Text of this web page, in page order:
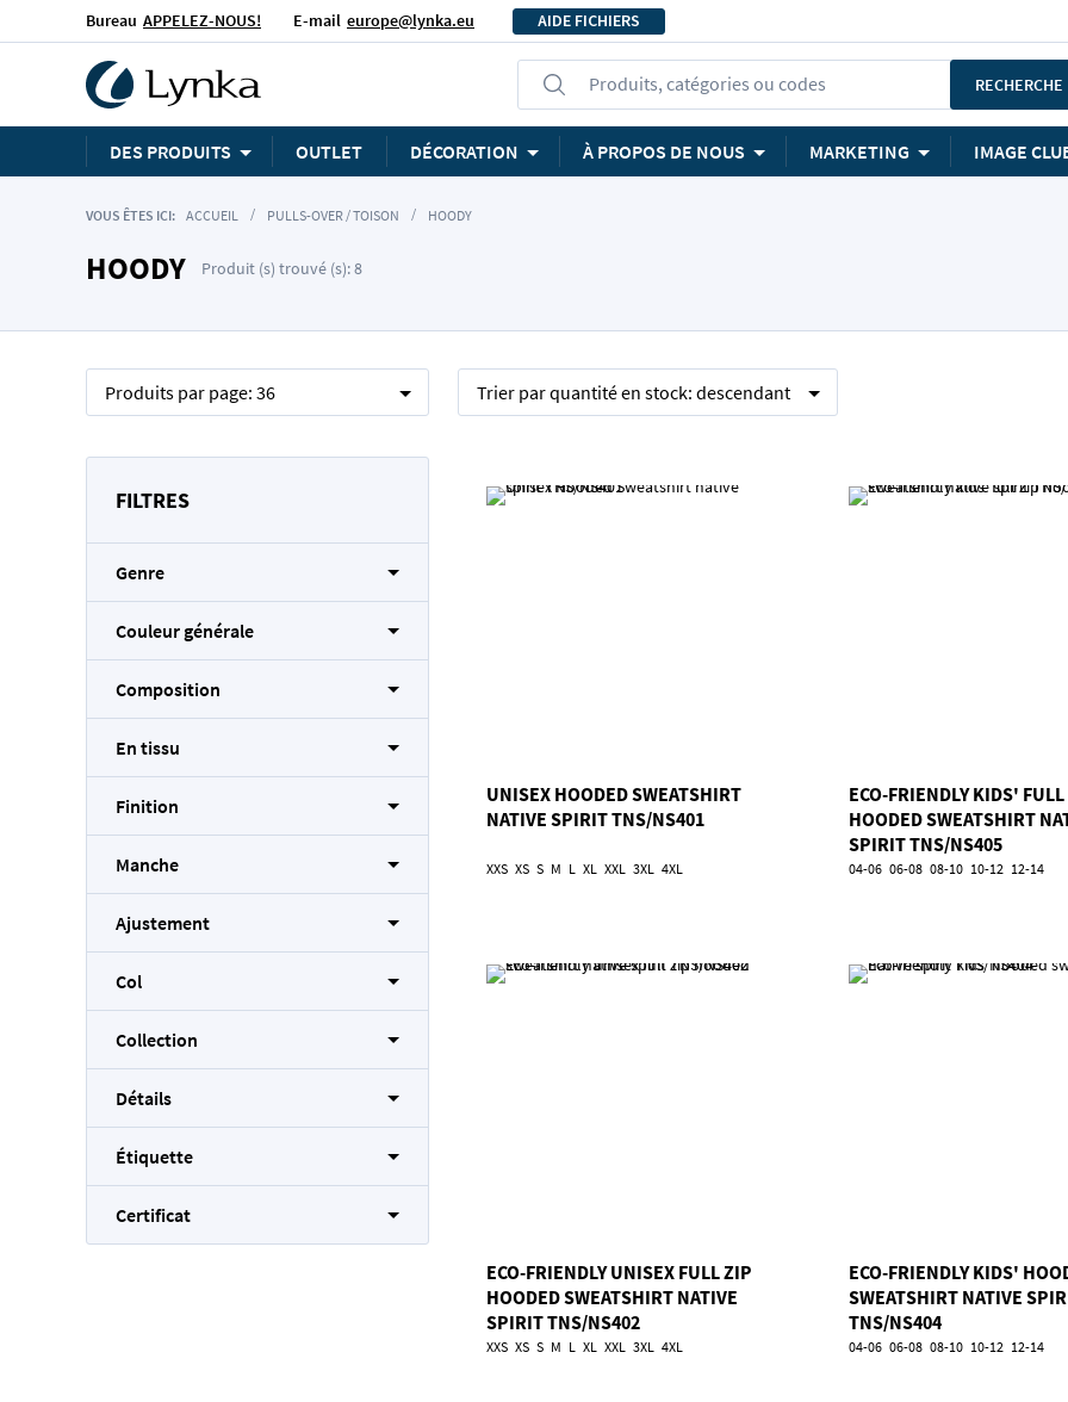
Bureau APPELEZ-NOUS! E-mail europe@lynka.eu AIDE FICHIERS
Produits, catégories ou codes RECHERCHE
DES PRODUITS OUTLET DÉCORATION À PROPOS DE NOUS MARKETING IMAGE
VOUS ÊTES ICI: ACCUEIL PULLS-OVER / TOISON HOODY
HOODY Produit (s) trouvé (s): 8
Produits par page: 36 Trier parquantité en stock: descendant
UNISEX HOODED SWEATSHIRT
NATIVE SPIRIT TNS/NS401
XXS XS S M L XL XXL 3XL 4XL
ECO-FRIENDLY KIDS'
HOODED SWEATSHIRT
SPIRIT TNS/NS405
04-06 06-08 08-10 10-12 12-14
ECO-FRIENDLY UNISEX FULL ZIP
HOODED SWEATSHIRT NATIVE
SPIRIT TNS/NS402
XXS XS S M L XL XXL 3XL 4XL
ECO-FRIENDLY KIDS'
SWEATSHIRT NATIVE
TNS/NS404
04-06 06-08 08-10 10-12 12-14
FILTRES
Genre
Couleur générale
Composition
En tissu
Finition
Manche
Ajustement
Col
Collection
Détails
Étiquette
Certificat